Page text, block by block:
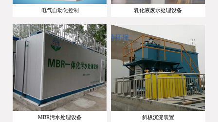
电气自动化控制 乳化液废水处理设备
MBR污水处理设备 斜板沉淀装置